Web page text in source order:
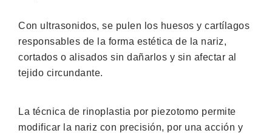
Con ultrasonidos, se pulen los huesos y cartílagos
responsables de la forma estética de la nariz,
cortados o alisados sin dañarlos y sin afectar al
tejido circundante.
La técnica de rinoplastia por piezotomo permite
modificar la nariz con precisión, por una acción y